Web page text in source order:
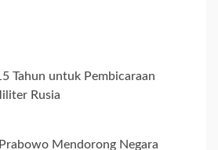
Tahun untuk Pembicaraan
Rusia
Mendorong Negara